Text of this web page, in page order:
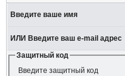
Введите ваше имя
ИЛИ Введите ваш e-mail адрес
Защитный код
Введите защитный код